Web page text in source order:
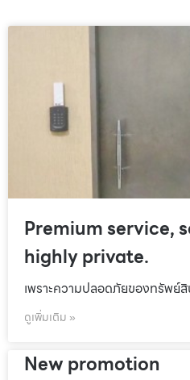
Premium service,
highly private.
เพราะความปลอดภัยของทรัพย์
ดูเพิ่มเติม »
New promotion